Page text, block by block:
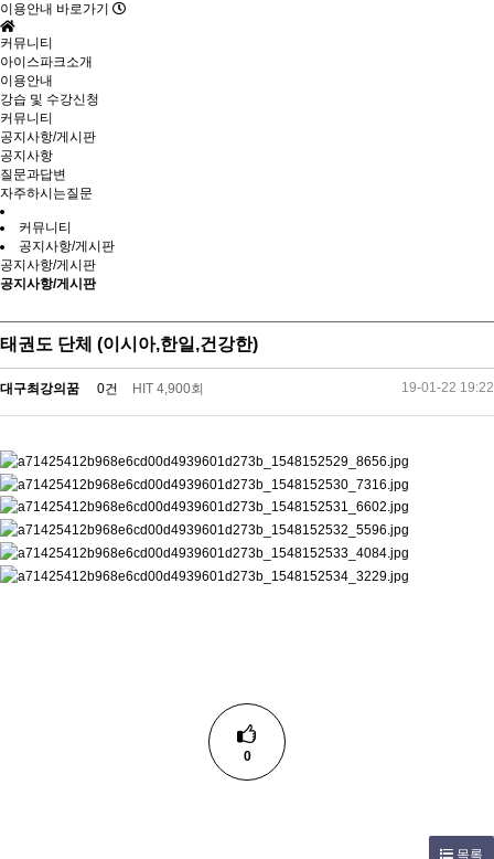
이용안내 바로가기
커뮤니티
아이스파크소개
이용안내
강습 및 수강신청
커뮤니티
공지사항/게시판
공지사항
질문과답변
자주하시는질문
커뮤니티
공지사항/게시판
공지사항/게시판
공지사항/게시판
태권도 단체 (이시아,한일,건강한)
대구최강의꿈 0건 HIT 4,900회 19-01-22 19:22
0
목록